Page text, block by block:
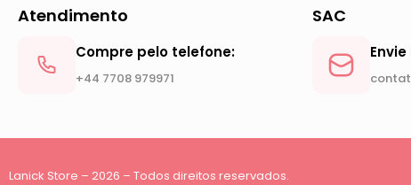
Atendimento
Compre pelo telefone:
+44 7708 979971
SAC
Lanick Store – 2026 – Todos direitos reservados.